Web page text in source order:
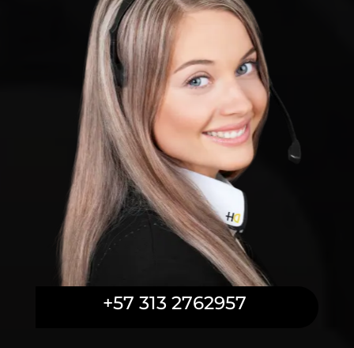
+57 313 2762957